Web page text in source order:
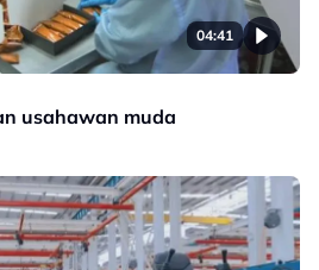
04:41
usahawan muda